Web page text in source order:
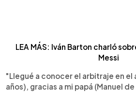
LEA MÁS: Iván Barton charló
Messi
"Llegué a conocer el arbitraje en el
años), gracias a mi papá (Manuel